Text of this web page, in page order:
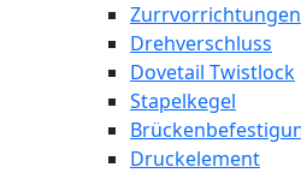
Zurrvorrichtungen
Drehverschluss
Dovetail Twistlock
Stapelkegel
Druckelement